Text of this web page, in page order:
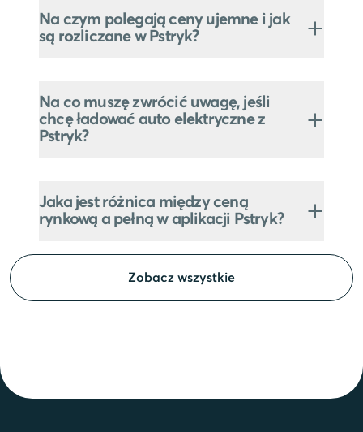
Na czym polegają ceny ujemne i jak
są rozliczane w Pstryk?
Na co muszę zwrócić uwagę, jeśli
chcę ładować auto elektryczne z
Pstryk?
Jaka jest różnica między ceną
rynkową a pełną w aplikacji Pstryk?
Zobacz wszystkie